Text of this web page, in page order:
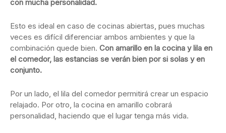
con mucha personalidad.
Esto es ideal en caso de cocinas abiertas, pues muchas
veces es difícil diferenciar ambos ambientes y que la
combinación quede bien. Con amarillo en la cocina y lila en
el comedor, las estancias se verán bien por si solas y en
conjunto.
Por un lado, el lila del comedor permitirá crear un espacio
relajado. Por otro, la cocina en amarillo cobrará
personalidad, haciendo que el lugar tenga más vida.